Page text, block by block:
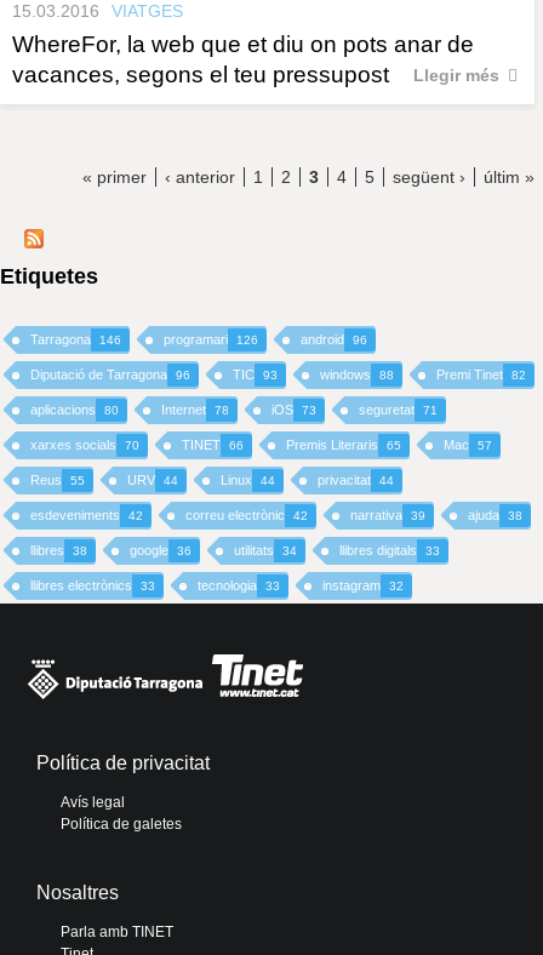
15.03.2016 VIATGES
WhereFor, la web que et diu on pots anar de
vacances, segons el teu pressupost
Llegir més
« primer ‹ anterior 1 2 3 4 5 següent › últim »
Etiquetes
Tarragona 146 programari 126 android 96
Diputació de Tarragona 96 TIC 93 windows 88 Premi Tinet 82
aplicacions 80 Internet 78 iOS 73 seguretat 71
xarxes socials 70 TINET 66 Premis Literaris 65 Mac 57
Reus 55 URV 44 Linux 44 privacitat 44
esdeveniments 42 correu electrònic 42 narrativa 39 ajuda 38
llibres 38 google 36 utilitats 34 llibres digitals 33
llibres electrònics 33 tecnologia 33 instagram 32
Política de privacitat
Avís legal
Política de galetes
Nosaltres
Parla amb TINET